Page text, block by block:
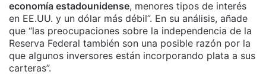
economía estadounidense, menores tipos de interés
en EE.UU. y un dólar más débil”. En su análisis, añade
que “las preocupaciones sobre la independencia de la
Reserva Federal también son una posible razón por la
que algunos inversores están incorporando plata a sus
carteras”.